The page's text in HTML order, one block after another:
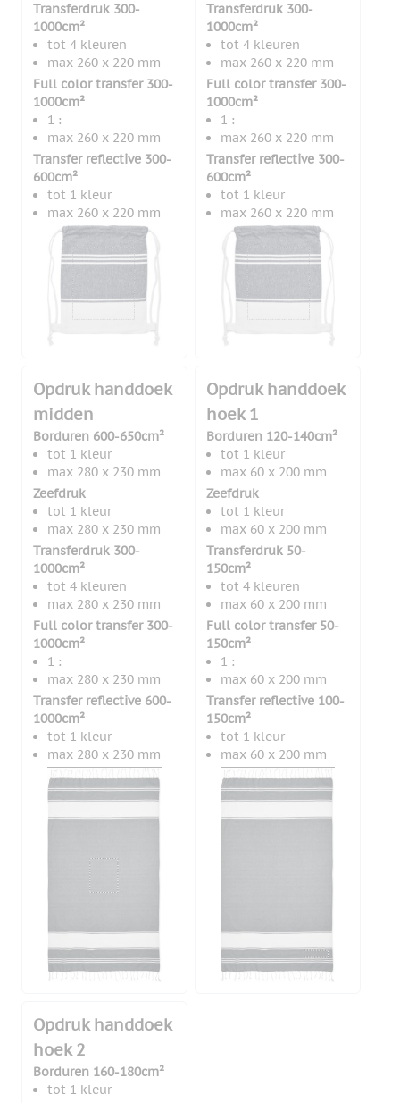
Transferdruk 300-
1000cm²
tot 4 kleuren
max 260 x 220 mm
Full color transfer 300-
1000cm²
1 :
max 260 x 220 mm
Transfer reflective 300-
600cm²
tot 1 kleur
max 260 x 220 mm
Transferdruk 300-
1000cm²
tot 4 kleuren
max 260 x 220 mm
Full color transfer 300-
1000cm²
1 :
max 260 x 220 mm
Transfer reflective 300-
600cm²
tot 1 kleur
max 260 x 220 mm
Opdruk handdoek
midden
Borduren 600-650cm²
tot 1 kleur
max 280 x 230 mm
Zeefdruk
tot 1 kleur
max 280 x 230 mm
Transferdruk 300-
1000cm²
tot 4 kleuren
max 280 x 230 mm
Full color transfer 300-
1000cm²
1 :
max 280 x 230 mm
Transfer reflective 600-
1000cm²
tot 1 kleur
max 280 x 230 mm
Opdruk handdoek
hoek 1
Borduren 120-140cm²
tot 1 kleur
max 60 x 200 mm
Zeefdruk
tot 1 kleur
max 60 x 200 mm
Transferdruk 50-
150cm²
tot 4 kleuren
max 60 x 200 mm
Full color transfer 50-
150cm²
1 :
max 60 x 200 mm
Transfer reflective 100-
150cm²
tot 1 kleur
max 60 x 200 mm
Opdruk handdoek
hoek 2
Borduren 160-180cm²
tot 1 kleur